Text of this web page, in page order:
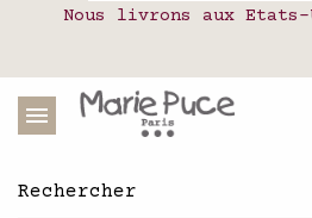
Notre site part en
Nous livrons aux Etats-
Livraison en relais